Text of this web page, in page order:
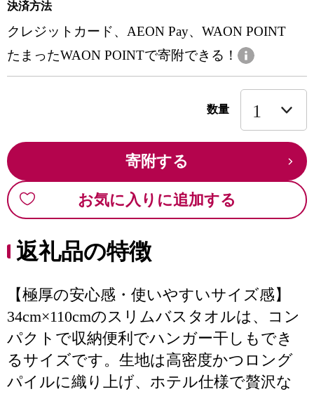
決済方法
クレジットカード、AEON Pay、WAON POINT
たまったWAON POINTで寄附できる！
数量
寄附する
お気に入りに追加する
返礼品の特徴
【極厚の安心感・使いやすいサイズ感】
34cm×110cmのスリムバスタオルは、コン
パクトで収納便利でハンガー干しもでき
るサイズです。生地は高密度かつロング
パイルに織り上げ、ホテル仕様で贅沢な